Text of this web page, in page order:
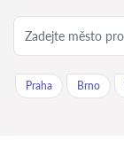
Praha Brno